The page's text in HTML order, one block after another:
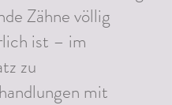
Zähne völlig
ist – im
zu
mit